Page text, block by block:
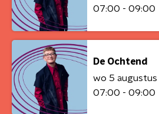
07:00 - 09:00
De Ochtend
wo 5 augustus
07:00 - 09:00